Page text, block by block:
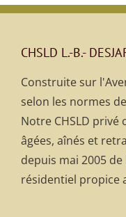
CHSLD L.-B.-
Construite sur
selon les normes
Notre CHSLD
âgées, aînés et
depuis mai 2005
résidentiel propice